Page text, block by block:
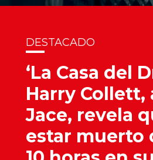
DESTACADO
‘La Casa del
Harry Collett,
Jace, revela
estar muerto